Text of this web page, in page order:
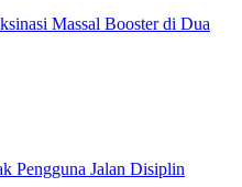
Massal Booster di Dua
Pengguna Jalan Disiplin